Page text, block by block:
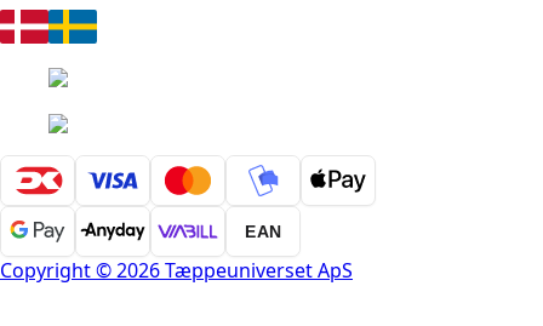
EAN
Copyright © 2026 Tæppeuniverset ApS